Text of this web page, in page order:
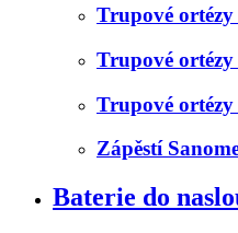
Trupové
Trupové
Trupové ortézy
Zápěstí
Baterie do